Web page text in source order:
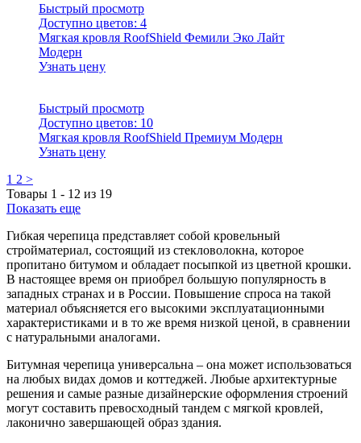
Быстрый просмотр
Доступно цветов: 4
Мягкая кровля RoofShield Фемили Эко Лайт
Модерн
Узнать цену
Быстрый просмотр
Доступно цветов: 10
Мягкая кровля RoofShield Премиум Модерн
Узнать цену
1 2 >
Товары 1 - 12 из 19
Показать еще
Гибкая черепица представляет собой кровельный
стройматериал, состоящий из стекловолокна, которое
пропитано битумом и обладает посыпкой из цветной крошки.
В настоящее время он приобрел большую популярность в
западных странах и в России. Повышение спроса на такой
материал объясняется его высокими эксплуатационными
характеристиками и в то же время низкой ценой, в сравнении
с натуральными аналогами.
Битумная черепица универсальна – она может использоваться
на любых видах домов и коттеджей. Любые архитектурные
решения и самые разные дизайнерские оформления строений
могут составить превосходный тандем с мягкой кровлей,
лаконично завершающей образ здания.